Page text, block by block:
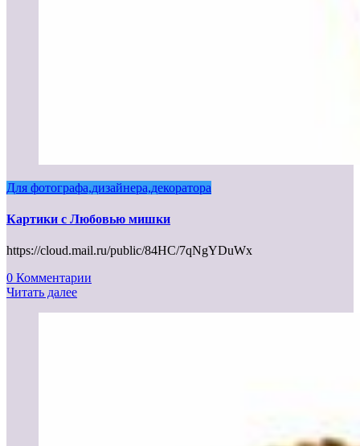
Для фотографа,дизайнера,декоратора
Картики с Любовью мишки
https://cloud.mail.ru/public/84HC/7qNgYDuWx
0 Комментарии
Читать далее